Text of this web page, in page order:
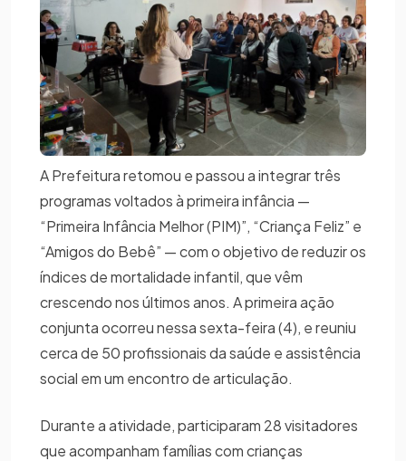
A Prefeitura retomou e passou a integrar três
programas voltados à primeira infância —
“Primeira Infância Melhor (PIM)”, “Criança Feliz” e
“Amigos do Bebê” — com o objetivo de reduzir os
índices de mortalidade infantil, que vêm
crescendo nos últimos anos. A primeira ação
conjunta ocorreu nessa sexta-feira (4), e reuniu
cerca de 50 profissionais da saúde e assistência
social em um encontro de articulação.
Durante a atividade, participaram 28 visitadores
que acompanham famílias com crianças